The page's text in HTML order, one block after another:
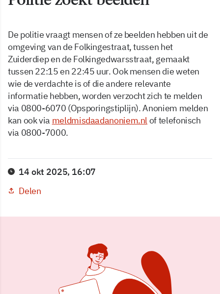
De politie vraagt mensen of ze beelden hebben uit de
omgeving van de Folkingestraat, tussen het
Zuiderdiep en de Folkingedwarsstraat, gemaakt
tussen 22:15 en 22:45 uur. Ook mensen die weten
wie de verdachte is of die andere relevante
informatie hebben, worden verzocht zich te melden
via 0800-6070 (Opsporingstiplijn). Anoniem melden
kan ook via meldmisdaadanoniem.nlof telefonisch
via 0800-7000.
14 okt 2025, 16:07
Delen